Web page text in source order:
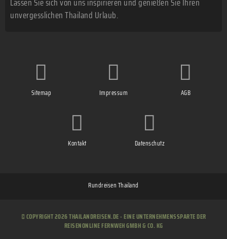
unvergesslichen Thailand Urlaub.
Sitemap Impressum AGB
Kontakt Datenschutz
Rundreisen Thailand
© COPYRIGHT 2026 THAILANDREISEN.DE - EINE UNTERNEHMENSSPARTE DER
REISENONLINE FERNWEH GMBH & CO. KG